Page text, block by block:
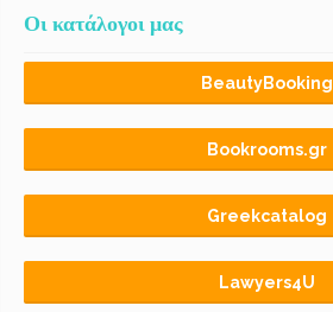
Οι κατάλογοι μας
BeautyBooking
Bookrooms.gr
Greekcatalog
Lawyers4U